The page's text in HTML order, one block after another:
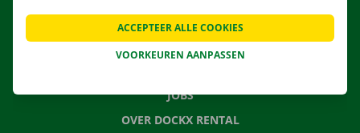
VEELGESTELDE VRAGEN
NIEUWS
JOBS
OVER DOCKX RENTAL
VOORKEUREN AANPASSEN
ACCEPTEER ALLE COOKIES